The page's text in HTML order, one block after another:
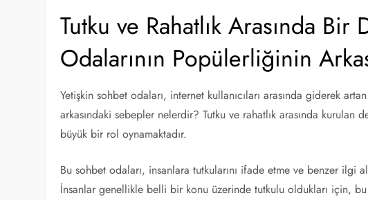
Tutku ve Rahatlık Arasında
Odalarının Popülerliğinin
Yetişkin sohbet odaları, internet kullanıcıları arasında giderek
arkasındaki sebepler nelerdir? Tutku ve rahatlık arasında kurulan
büyük bir rol oynamaktadır.
Bu sohbet odaları, insanlara tutkularını ifade etme ve benzer ilgi
İnsanlar genellikle belli bir konu üzerinde tutkulu oldukları için,